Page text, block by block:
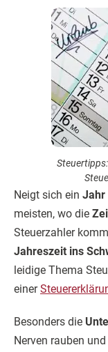
Neigt sich ein Jahr
meisten, wo die
Steuerzahler
Jahreszeit ins
leidige Thema
einer
Besonders die
Nerven rauben